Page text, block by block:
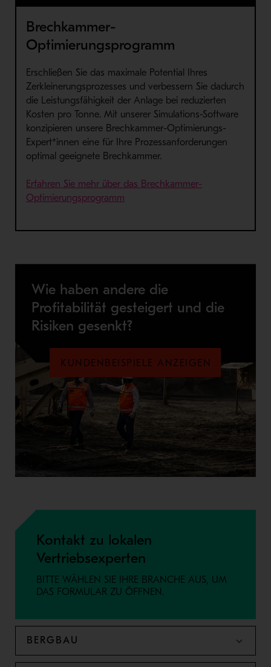
Brechkammer-
Optimierungsprogramm
Erschließen Sie das maximale Potential Ihres
Zerkleinerungsprozesses und verbessern Sie dadurch
die Leistungsfähigkeit der Anlage bei reduzierten
Kosten pro Tonne. Mit unserer Simulations-Software
konzipieren unsere Brechkammer-Optimierungs-
Expert*innen eine für Ihre Prozessanforderungen
optimal geeignete Brechkammer.
Erfahren Sie mehr über das Brechkammer-
Optimierungsprogramm
Wie haben andere die
Profitabilität gesteigert und die
Risiken gesenkt?
KUNDENBEISPIELE ANZEIGEN
Kontakt zu lokalen
Vertriebsexperten
BITTE WÄHLEN SIE IHRE BRANCHE AUS, UM
DAS FORMULAR ZU ÖFFNEN.
BERGBAU